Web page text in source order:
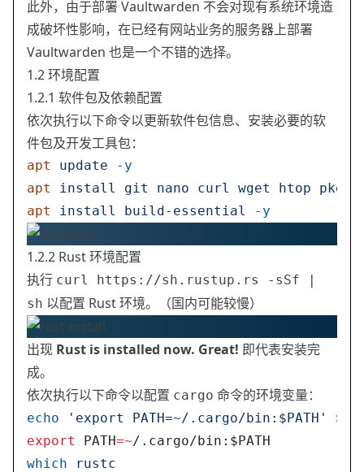
此外，由于部署 Vaultwarden 不会对现有系统环境造
成破坏性影响，在已经有网站业务的服务器上部署
Vaultwarden 也是一个不错的选择。
1.2 环境配置
1.2.1 软件包及依赖配置
依次执行以下命令以更新软件包信息、安装必要的软
件包及开发工具包：
apt update -y
apt
install git nano curl wget htop pkg-
apt
install build-essential -y
1.2.2 Rust 环境配置
执行 curl https://sh.rustup.rs -sSf |
sh 以配置 Rust 环境。（国内可能较慢）
出现 Rust is installed now. Great! 即代表安装完
成。
依次执行以下命令以配置 cargo 命令的环境变量：
echo 'export PATH=~/.cargo/bin:$PATH' >>
export
PATH=~/.cargo/bin:$PATH
which rustc